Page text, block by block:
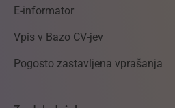
E-informator
Vpis v Bazo CV-jev
Pogosto zastavljena vprašanja